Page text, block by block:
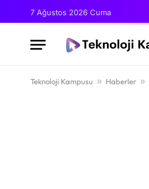
7 Ağustos 2026 Cuma
Teknoloji Kampusu » Haberler »